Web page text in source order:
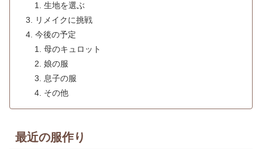
生地を選ぶ
リメイクに挑戦
今後の予定
母のキュロット
娘の服
息子の服
その他
最近の服作り